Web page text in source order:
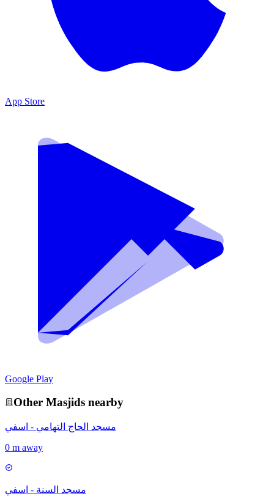
App Store
Google Play
Other Masjids nearby
مسجد الحاج التهامي - اسفي
0 m away
مسجد السنة - اسفي